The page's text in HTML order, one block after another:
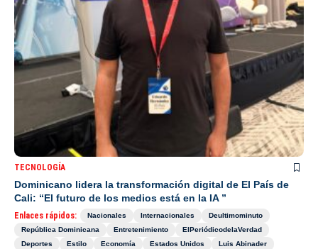
TECNOLOGÍA
Dominicano lidera la transformación digital de El País de
Cali: “El futuro de los medios está en la IA ”
Enlaces rápidos: Nacionales Internacionales
Deultimominuto
República Dominicana
Entretenimiento
ElPeriódicodelaVerdad
Deportes
Estilo Economía Estados Unidos
Luis Abinader